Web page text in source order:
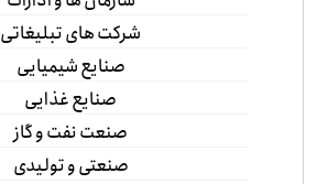
شرکت های تبلیغاتی
صنایع شیمیایی
صنایع غذایی
صنعت نفت و گاز
صنعتی و تولیدی